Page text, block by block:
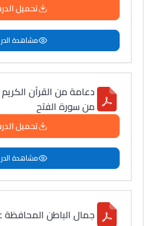
تحميل
مشاهدة
من سورة الفتح
تحميل
مشاهدة
جمال الباطن المحافظة